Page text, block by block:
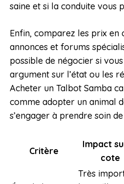
saine et si la conduite vous
Enfin, comparez les prix en
annonces et forums
possible de négocier si
argument sur l’état ou les
Acheter un Talbot Samba
comme adopter un animal
s’engager à prendre soin
Critère
Impact
cote
Très